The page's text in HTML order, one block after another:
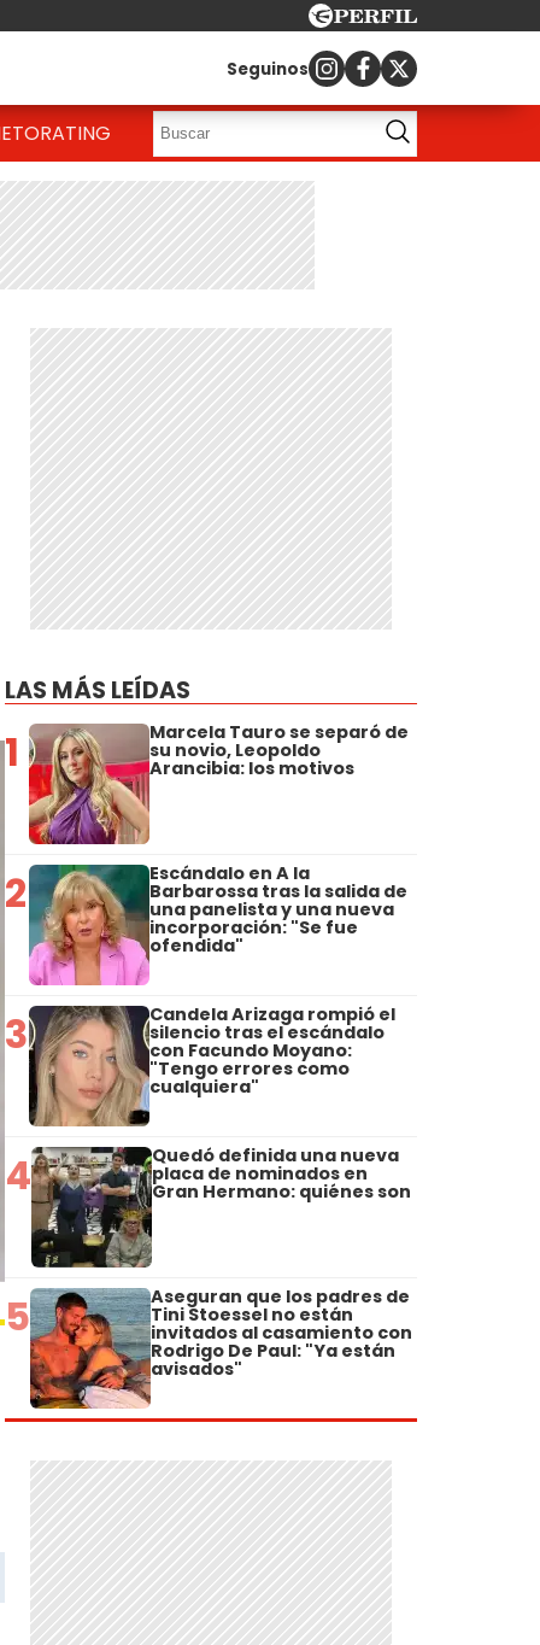
Seguinos
RATING
LAS MÁS LEÍDAS
1 Marcela Tauro se separó de
su novio, Leopoldo
Arancibia: los motivos
2 Escándalo en A la
Barbarossa tras la salida de
una panelista y una nueva
incorporación: "Se fue
ofendida"
3 Candela Arizaga rompió el
silencio tras el escándalo
con Facundo Moyano:
"Tengo errores como
cualquiera"
4 Quedó definida una nueva
placa de nominados en
Gran Hermano: quiénes son
5 Aseguran que los padres de
Tini Stoessel no están
invitados al casamiento con
Rodrigo De Paul: "Ya están
avisados"